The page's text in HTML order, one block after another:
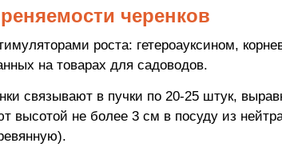
черенков
роста: гетероауксином,
на товарах для садоводов.
связывают в пучки по 20-25 штук,
высотой не более 3 см в посуду из